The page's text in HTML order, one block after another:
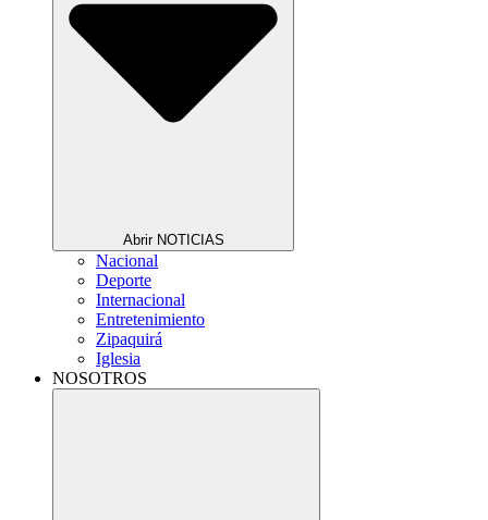
Abrir NOTICIAS
Nacional
Deporte
Internacional
Entretenimiento
Zipaquirá
Iglesia
NOSOTROS